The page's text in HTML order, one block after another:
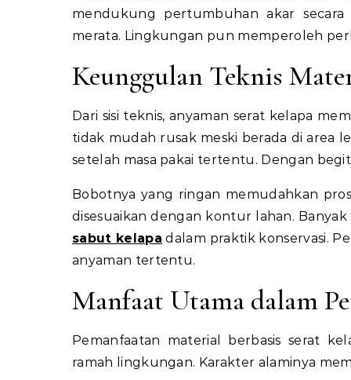
mendukung pertumbuhan akar
merata. Lingkungan pun memperoleh
Keunggulan Teknis
Dari sisi teknis, anyaman serat kelapa
tidak mudah rusak meski berada di area
setelah masa pakai tertentu. Dengan
Bobotnya yang ringan memudahkan
disesuaikan dengan kontur lahan.
sabut kelapa dalam praktik konservasi.
anyaman tertentu.
Manfaat Utama dalam
Pemanfaatan material berbasis serat
ramah lingkungan. Karakter alaminya